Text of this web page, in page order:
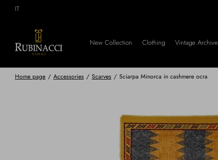
IT
New Collection Clothing Vintage Archive
Home page / Accessories / Scarves / Sciarpa Minorca in cashmere ocra